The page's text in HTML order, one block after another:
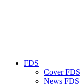
FDS
Cover FDS
News FDS